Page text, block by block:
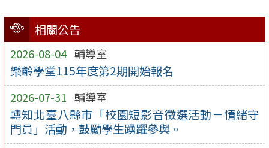
相關公告
2026-08-04 輔導室
樂齡學堂115年度第2期開始報名
2026-07-31 輔導室
轉知北臺八縣市「校園短影音徵選活動－情緒守
門員」活動，鼓勵學生踴躍參與。